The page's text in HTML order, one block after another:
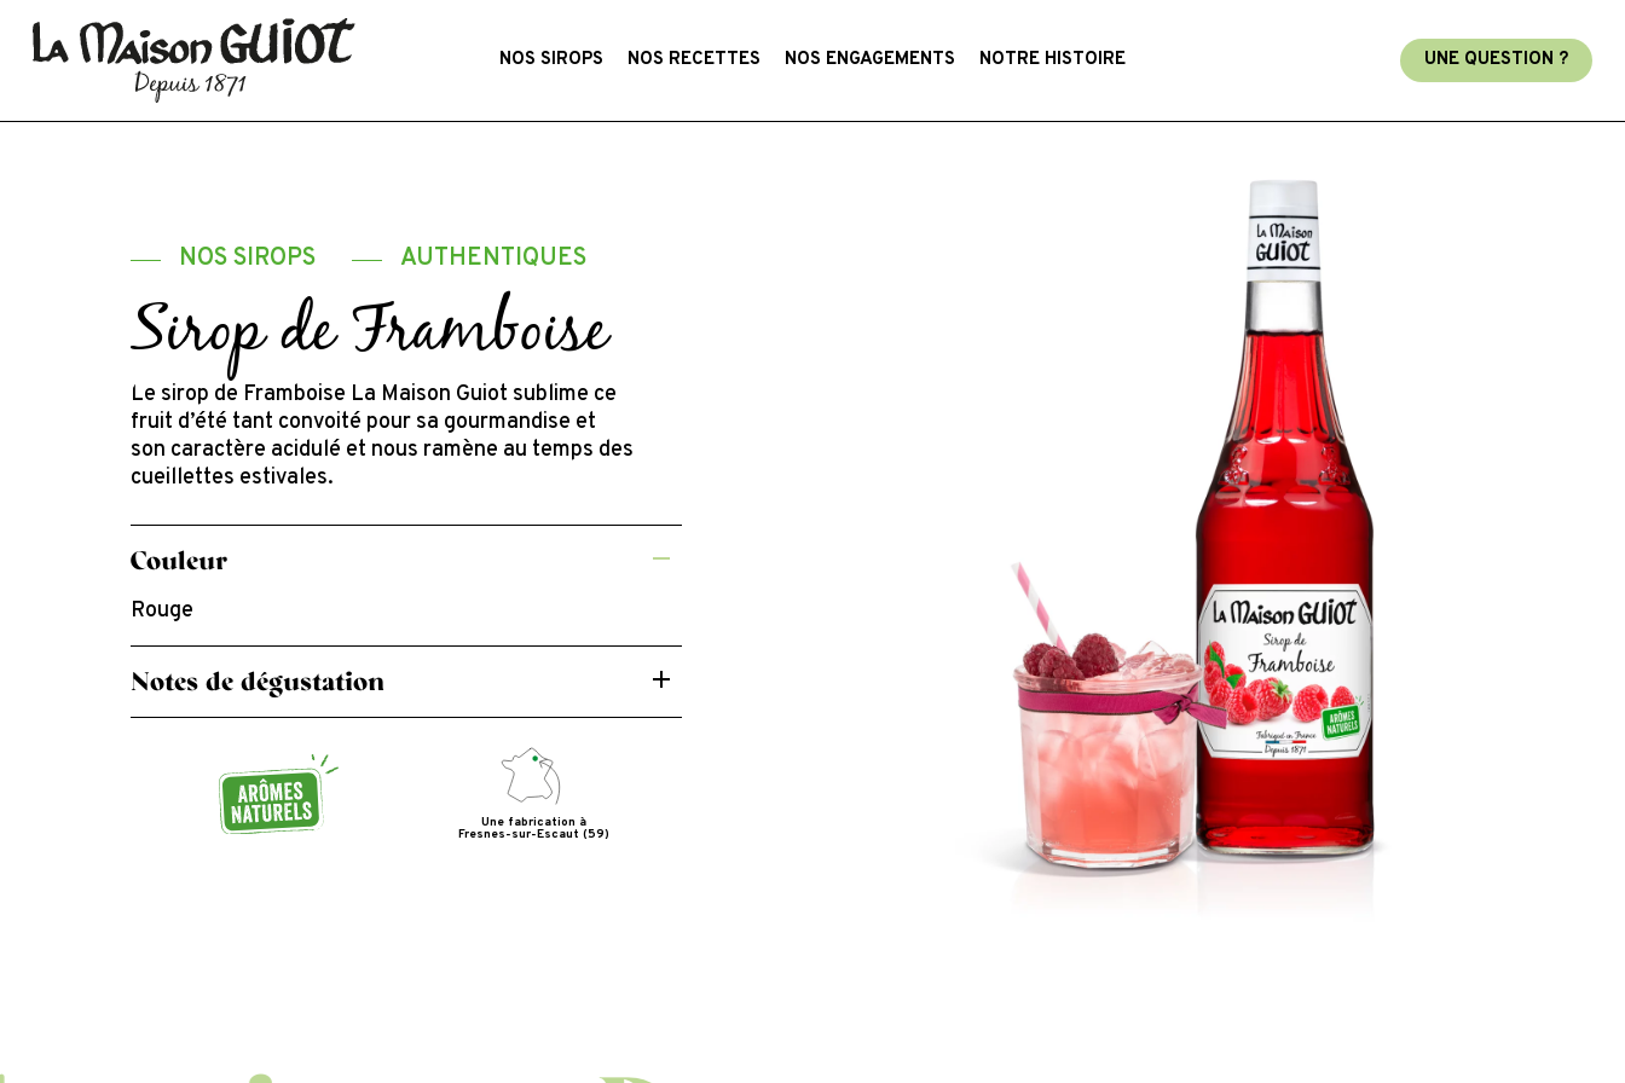
NOS SIROPS NOS RECETTES NOS ENGAGEMENTS NOTRE HISTOIRE UNE QUESTION ?
NOS SIROPS AUTHENTIQUES
Sirop de Framboise
Le sirop de Framboise La Maison Guiot sublime ce
fruit d’été tant convoité pour sa gourmandise et
son caractère acidulé et nous ramène au temps des
cueillettes estivales.
Couleur
Rouge
Notes de dégustation
offrant une belle longueur en bouche.
Une fabrication à
Fresnes-sur-Escaut (59)